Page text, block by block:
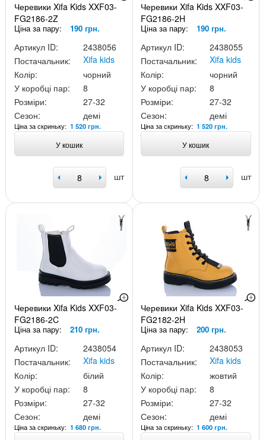
Черевики Xifa Kids XXF03-
FG2186-2Z
Ціна за пару: 190 грн.
Артикул ID:
2438056
Постачальник:
Xifa kids
Колір:
чорний
У коробці пар:
8
Розміри:
27-32
Сезон:
демі
Ціна за скриньку: 1 520 грн.
У кошик
шт
Черевики Xifa Kids XXF03-
FG2186-2H
Ціна за пару: 190 грн.
Артикул ID:
2438055
Постачальник:
Xifa kids
Колір:
чорний
У коробці пар:
8
Розміри:
27-32
Сезон:
демі
Ціна за скриньку:1 520 грн.
У кошик
шт
Черевики Xifa Kids XXF03-
FG2186-2C
Ціна за пару: 210 грн.
Артикул ID:
2438054
Постачальник:
Xifa kids
Колір:
білий
У коробці пар:
8
Розміри:
27-32
Сезон:
демі
Ціна за скриньку: 1 680 грн.
Черевики Xifa Kids XXF03-
FG2182-2H
Ціна за пару: 200 грн.
Артикул ID:
2438053
Постачальник:
Xifa kids
Колір:
жовтий
У коробці пар:
8
Розміри:
27-32
Сезон:
демі
Ціна за скриньку:1 600 грн.